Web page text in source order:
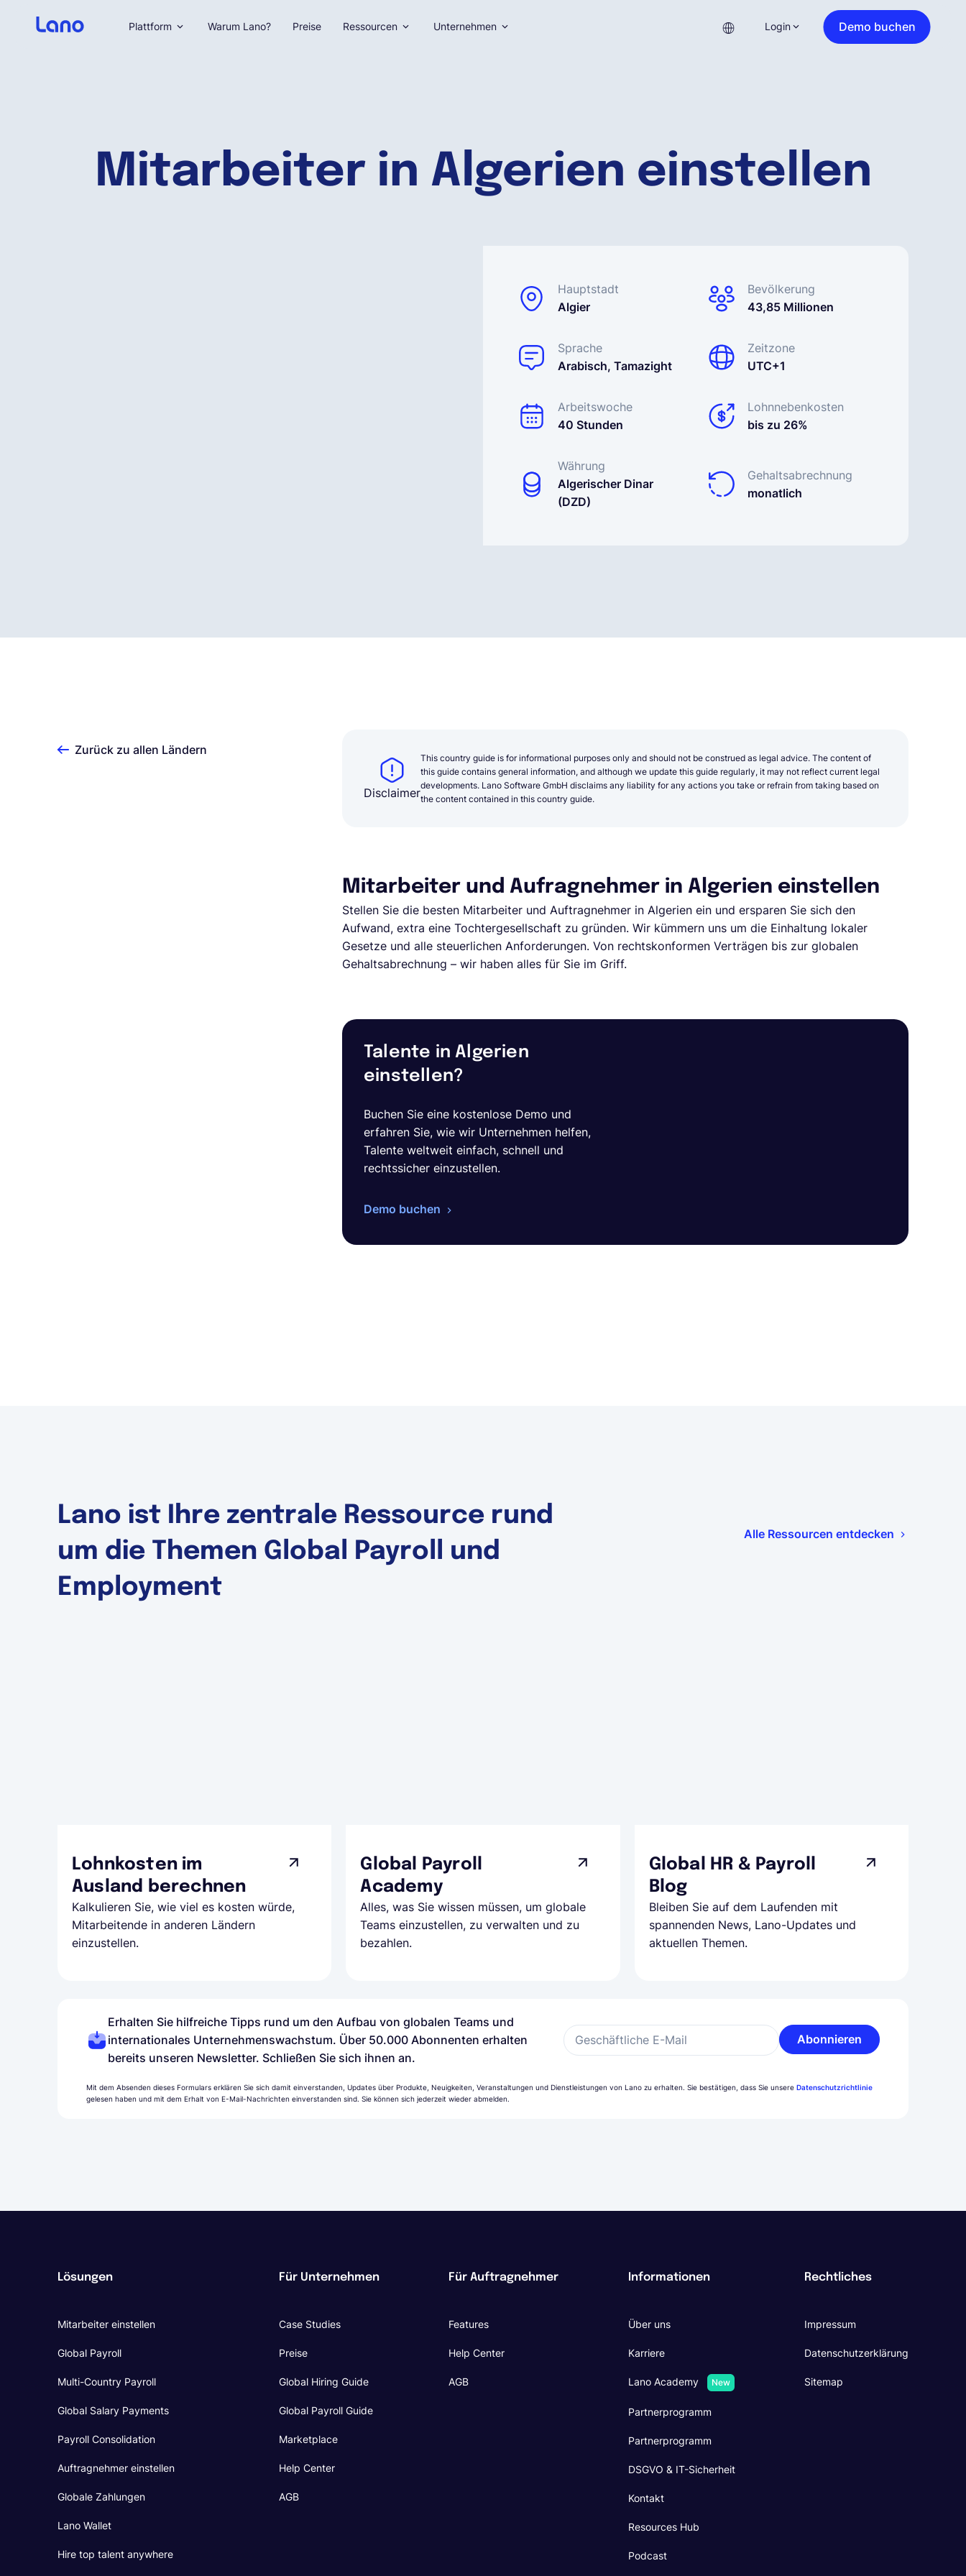
Mitarbeiter in Algerien einstellen
Hauptstadt
Algier
Bevölkerung
43,85 Millionen
Sprache
Arabisch, Tamazight
Zeitzone
UTC+1
Arbeitswoche
40 Stunden
Lohnnebenkosten
bis zu 26%
Währung
Algerischer Dinar
(DZD)
Gehaltsabrechnung
monatlich
Plattform Warum Lano? Preise Ressourcen Unternehmen Login Demo buchen
Zurück zu allen Ländern
Disclaimer
This country guide is for informational purposes only and should not be construed as legal advice. The content of
this guide contains general information, and although we update this guide regularly, it may not reflect current legal
developments. Lano Software GmbH disclaims any liability for any actions you take or refrain from taking based on
the content contained in this country guide.
Mitarbeiter und Aufragnehmer in Algerien einstellen
Stellen Sie die besten Mitarbeiter und Auftragnehmer in Algerien ein und ersparen Sie sich den
Aufwand, extra eine Tochtergesellschaft zu gründen. Wir kümmern uns um die Einhaltung lokaler
Gesetze und alle steuerlichen Anforderungen. Von rechtskonformen Verträgen bis zur globalen
Gehaltsabrechnung – wir haben alles für Sie im Griff.
Talente in Algerien
einstellen?
Buchen Sie eine kostenlose Demo und
erfahren Sie, wie wir Unternehmen helfen,
Talente weltweit einfach, schnell und
rechtssicher einzustellen.
Demo buchen
Lano ist Ihre zentrale Ressource rund
um die Themen Global Payroll und
Employment
Alle Ressourcen entdecken
Lohnkosten im
Ausland berechnen
Kalkulieren Sie, wie viel es kosten würde,
Mitarbeitende in anderen Ländern
einzustellen.
Global Payroll
Academy
Alles, was Sie wissen müssen, um globale
Teams einzustellen, zu verwalten und zu
bezahlen.
Global HR & Payroll
Blog
Bleiben Sie auf dem Laufenden mit
spannenden News, Lano-Updates und
aktuellen Themen.
Erhalten Sie hilfreiche Tipps rund um den Aufbau von globalen Teams und
internationales Unternehmenswachstum. Über 50.000 Abonnenten erhalten
bereits unseren Newsletter. Schließen Sie sich ihnen an.
Geschäftliche E-Mail Abonnieren
Mit dem Absenden dieses Formulars erklären Sie sich damit einverstanden, Updates über Produkte, Neuigkeiten, Veranstaltungen und Dienstleistungen von Lano zu erhalten. Sie bestätigen, dass Sie unsere Datenschutzrichtlinie
gelesen haben und mit dem Erhalt von E-Mail-Nachrichten einverstanden sind. Sie können sich jederzeit wieder abmelden.
Lösungen
Mitarbeiter einstellen
Global Payroll
Multi-Country Payroll
Global Salary Payments
Payroll Consolidation
Auftragnehmer einstellen
Globale Zahlungen
Lano Wallet
Hire top talent anywhere
Für Unternehmen
Case Studies
Preise
Global Hiring Guide
Global Payroll Guide
Marketplace
Help Center
AGB
Für Auftragnehmer
Features
Help Center
AGB
Informationen
Über uns
Karriere
Lano Academy New
Partnerprogramm
Partnerprogramm
DSGVO & IT-Sicherheit
Kontakt
Resources Hub
Podcast
Rechtliches
Impressum
Datenschutzerklärung
Sitemap